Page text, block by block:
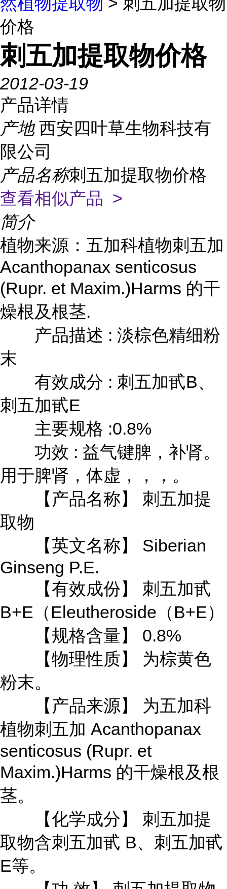
价格
刺五加提取物价格
2012-03-19
产品详情
产地 西安四叶草生物科技有
限公司
产品名称刺五加提取物价格
查看相似产品 >
简介
植物来源：五加科植物刺五加
Acanthopanax senticosus
(Rupr. et Maxim.)Harms 的干
燥根及根茎.
产品描述 : 淡棕色精细粉
末
有效成分 : 刺五加甙B、
刺五加甙E
主要规格 :0.8%
功效 : 益气键脾，补肾。
用于脾肾，体虚，，，。
【产品名称】 刺五加提
取物
【英文名称】 Siberian
Ginseng P.E.
【有效成份】 刺五加甙
B+E（Eleutheroside（B+E
【规格含量】 0.8%
【物理性质】 为棕黄色
粉末。
【产品来源】 为五加科
植物刺五加 Acanthopanax
senticosus (Rupr. et
Maxim.)Harms 的干燥根及根
茎。
【化学成分】 刺五加提
取物含刺五加甙 B、刺五加甙
E等。